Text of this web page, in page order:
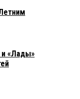
и «Лады»